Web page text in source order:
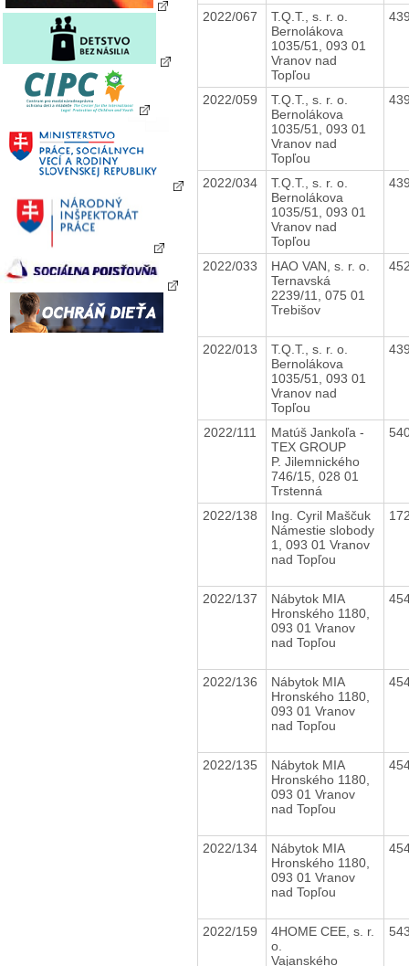
2022/067
T.Q.T., s. r. o.
Bernolákova
1035/51, 093 01
Vranov nad
Topľou
2022/059
T.Q.T., s. r. o.
Bernolákova
1035/51, 093 01
Vranov nad
Topľou
2022/034
T.Q.T., s. r. o.
Bernolákova
1035/51, 093 01
Vranov nad
Topľou
2022/033
HAO VAN, s. r. o.
Ternavská
2239/11, 075 01
Trebišov
2022/013
T.Q.T., s. r. o.
Bernolákova
1035/51, 093 01
Vranov nad
Topľou
2022/111
Matúš Jankoľa -
TEX GROUP
P. Jilemnického
746/15, 028 01
Trstenná
2022/138
Ing. Cyril Maščuk
Námestie slobody
1, 093 01 Vranov
nad Topľou
2022/137
Nábytok MIA
Hronského 1180,
093 01 Vranov
nad Topľou
2022/136
Nábytok MIA
Hronského 1180,
093 01 Vranov
nad Topľou
2022/135
Nábytok MIA
Hronského 1180,
093 01 Vranov
nad Topľou
2022/134
Nábytok MIA
Hronského 1180,
093 01 Vranov
nad Topľou
2022/159
4HOME CEE, s. r.
o.
Vajanského